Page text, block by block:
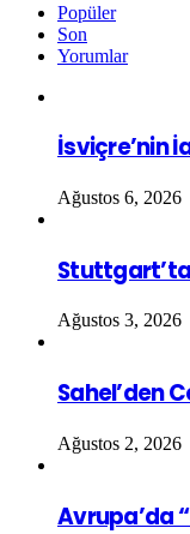
Popüler
Son
Yorumlar
İsviçre’nin
Ağustos 6, 2026
Stuttgart’ta
Ağustos 3, 2026
Sahel’den
Ağustos 2, 2026
Avrupa’da